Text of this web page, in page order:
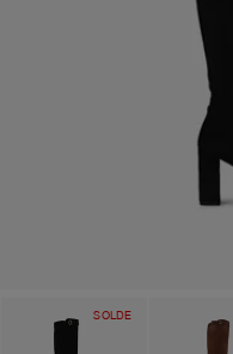
SOLDE